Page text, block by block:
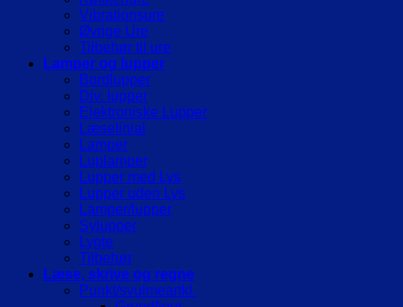
Vibrationsure
Øvrige Ure
Tilbehør til ure
Lamper og lupper
Bordlupper
Div. lupper
Elektroniske Lupper
Læselinial
Lamper
Luplamper
Lupper med Lys
Lupper uden Lys
Lamper/lupper
Sylupper
Lygte
Tilbehør
Læse, skrive og regne
Punkt/svulmeartkl.